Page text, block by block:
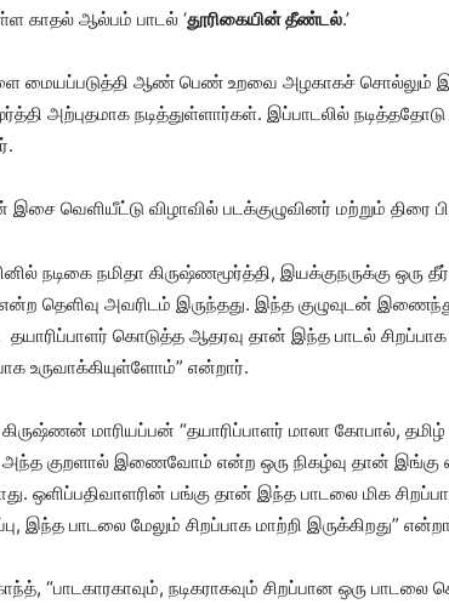
காதல் ஆல்பம் பாடல் ‘தூரிகையின் தீண்டல்.’
மையப்படுத்தி ஆண் பெண் உறவை அழகாகச் சொல்லும்
அற்புதமாக நடித்துள்ளார்கள். இப்பாடலில்
இசை வெளியீட்டு விழாவில் படக்குழுவினர் மற்றும்
நடிகை நமிதா கிருஷ்ணமூர்த்தி, இயக்குநருக்கு
தெளிவு அவரிடம் இருந்தது. இந்த குழுவுடன்
தயாரிப்பாளர் கொடுத்த ஆதரவு தான் இந்த பாடல்
உருவாக்கியுள்ளோம்” என்றார்.
மாரியப்பன் “தயாரிப்பாளர் மாலா கோபால், தமிழ்
குறளால் இணைவோம் என்ற ஒரு நிகழ்வு தான்
ஒளிப்பதிவாளரின் பங்கு தான் இந்த பாடலை மிக
இந்த பாடலை மேலும் சிறப்பாக மாற்றி இருக்கிறது”
“பாடகாரகாவும், நடிகராகவும் சிறப்பான ஒரு